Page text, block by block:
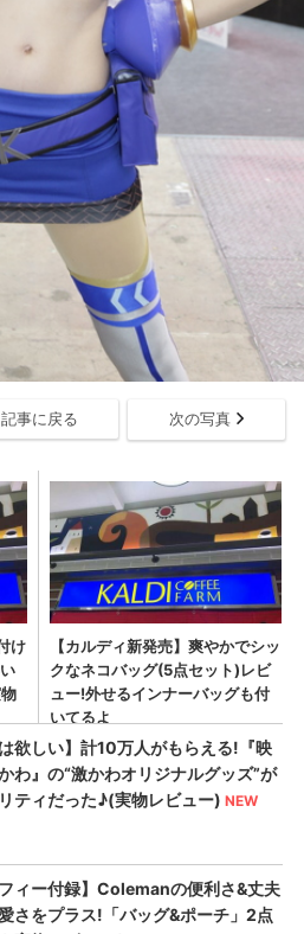
記事に戻る 次の写真